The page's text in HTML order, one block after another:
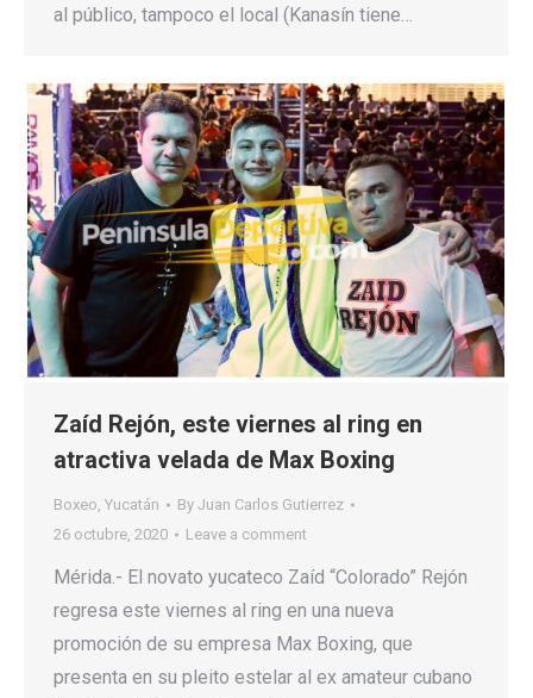
al público, tampoco el local (Kanasín tiene…
Zaíd Rejón, este viernes al ring en
atractiva velada de Max Boxing
Boxeo, Yucatán By Juan Carlos Gutierrez
26 octubre, 2020
Leave a comment
Mérida.- El novato yucateco Zaíd “Colorado” Rejón
regresa este viernes al ring en una nueva
promoción de su empresa Max Boxing, que
presenta en su pleito estelar al ex amateur cubano